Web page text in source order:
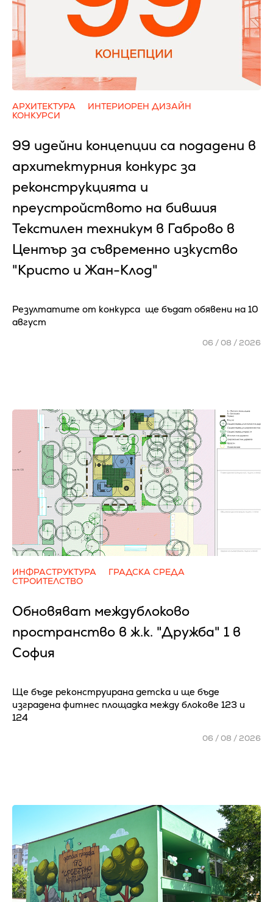
АРХИТЕКТУРА
ИНТЕРИОРЕН ДИЗАЙН
КОНКУРСИ
99 идейни концепции са подадени в
архитектурния конкурс за
реконструкцията и
преустройството на бившия
Текстилен техникум в Габрово в
Център за съвременно изкуство
"Кристо и Жан-Клод"
Резултатите от конкурса ще бъдат обявени на 10
август
06 / 08 / 2026
ИНФРАСТРУКТУРА
ГРАДСКА СРЕДА
СТРОИТЕЛСТВО
Обновяват междублоково
пространство в ж.к. "Дружба" 1 в
София
Ще бъде реконструирана детска и ще бъде
изградена фитнес площадка между блокове 123 и
124
06 / 08 / 2026